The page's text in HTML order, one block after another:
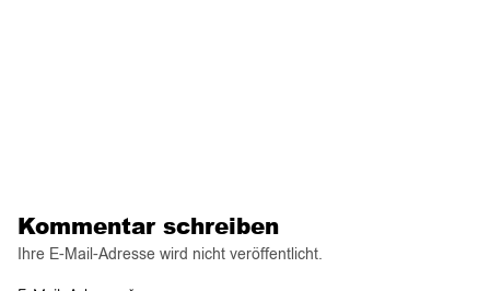
Kommentar schreiben
Ihre E-Mail-Adresse wird nicht veröffentlicht.